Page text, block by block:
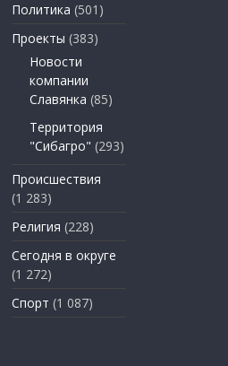
Политика (501)
Проекты (383)
Новости
компании
Славянка (85)
Территория
"Сибагро" (293)
Происшествия
(1 283)
Религия (228)
Сегодня в округе
(1 272)
Спорт (1 087)